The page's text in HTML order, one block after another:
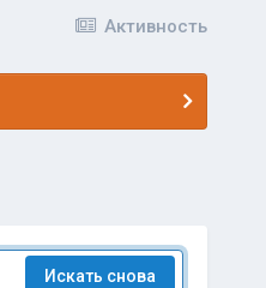
Активность
Искать снова